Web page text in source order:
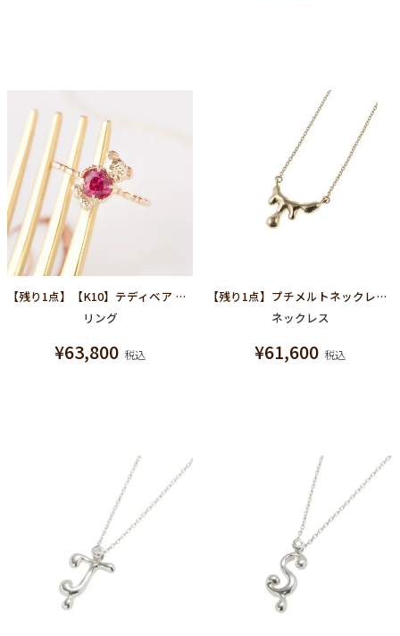
【残り1点】【K10】テディベア リング
リング
¥63,800 税込
【残り1点】プチメルトネックレス(K10イエローゴールド)
ネックレス
¥61,600 税込